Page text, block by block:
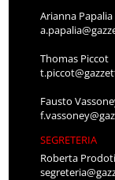
Arianna Papalia
Thomas Piccot
Fausto
SEGRETERIA
Roberta Prodoti